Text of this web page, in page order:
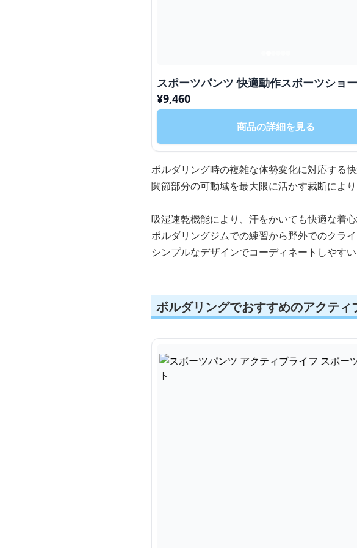
スポーツパンツ 快適動作スポーツショ
¥9,460
商品の詳細を見る
ボルダリング時の複雑な体勢変化に対応する
関節部分の可動域を最大限に活かす裁断によ
吸湿速乾機能により、汗をかいても快適な着心
ボルダリングジムでの練習から野外でのクラ
シンプルなデザインでコーディネートしやすい
ボルダリングでおすすめのアクテ